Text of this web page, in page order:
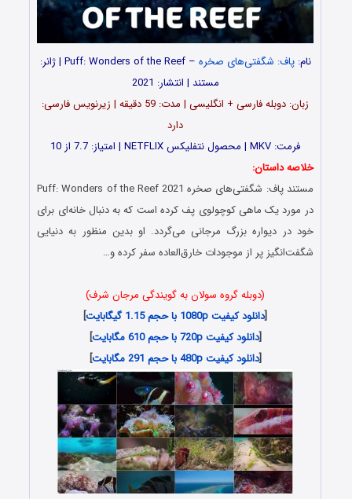
نام:پاف: شگفتی‌های صخره
– Puff: Wonders of the Reef | ژانر:
مستند | انتشار: 2021
زبان: دوبله فارسی + انگلیسی | مدت‌: 59 دقیقه | زیرنویس فارسی:
دارد
فرمت: MKV | محصول نتفلیکس NETFLIX | امتیاز: 7.7 از 10
خلاصه داستان:
مستند پاف: شگفتی‌های صخره Puff: Wonders of the Reef 2021
در مورد یک ماهی کوچولوی پف کرده است که به دنبال خانه‌ای برای
خود در دیواره بزرگ مرجانی می‌گردد. او بدین منظور به دنیایی
شگفت‌انگیز پر از موجودات خارق‌العاده سفر کرده و…
(دوبله گروه سولان به گویندگی مرجان شرف)
[دانلود کیفیت 1080p با حجم 1.15 گیگابایت
]
[دانلود کیفیت 720p با حجم 610 مگابایت
]
[دانلود کیفیت 480p با حجم 291 مگابایت ]